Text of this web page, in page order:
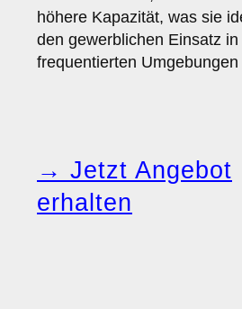
höhere Kapazität, was sie
den gewerblichen Einsatz
frequentierten Umgebungen
→ Jetzt Angebot
erhalten